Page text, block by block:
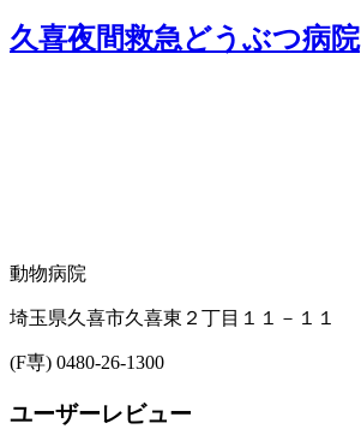
久喜夜間救急どうぶつ病院
動物病院
埼玉県久喜市久喜東２丁目１１－１１
(F専) 0480-26-1300
ユーザーレビュー